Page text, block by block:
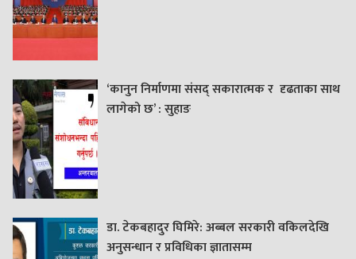
‘कानुन निर्माणमा संसद् सकारात्मक र दृढताका साथ
लागेको छ’ : सुहाङ
डा. टेकबहादुर घिमिरे: अब्बल सरकारी वकिलदेखि
अनुसन्धान र प्रविधिका ज्ञातासम्म